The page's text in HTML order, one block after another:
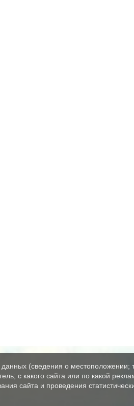
(сведения о
с какого сайта или по какой
сайта и проведения